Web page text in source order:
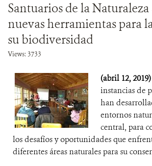
Santuarios de la
nuevas herramientas para
su biodiversidad
Views: 3733
(abril 12, 2019)
instancias de
han
entornos
central, para
los desafíos y oportunidades que
diferentes áreas naturales para su